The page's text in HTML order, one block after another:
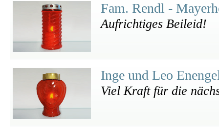
Fam. Rendl -
Aufrichtiges Beileid!
Inge und Leo
Viel Kraft für die